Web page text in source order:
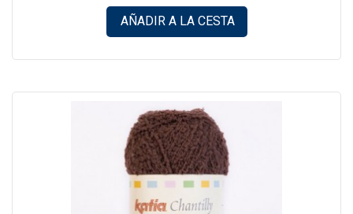
AÑADIR A LA CESTA